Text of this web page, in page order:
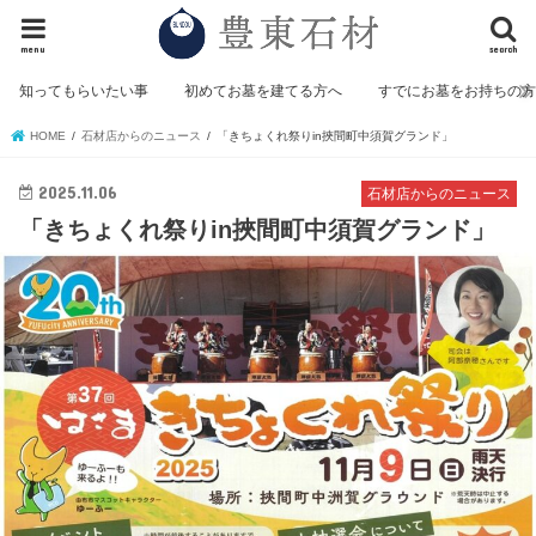
search
menu
知ってもらいたい事 初めてお墓を建てる方へ すでにお墓をお持ちの
HOME 石材店からのニュース 「きちょくれ祭りin挾間町中須賀グランド」
石材店からのニュース
2025.11.06
「きちょくれ祭りin挾間町中須賀グランド」